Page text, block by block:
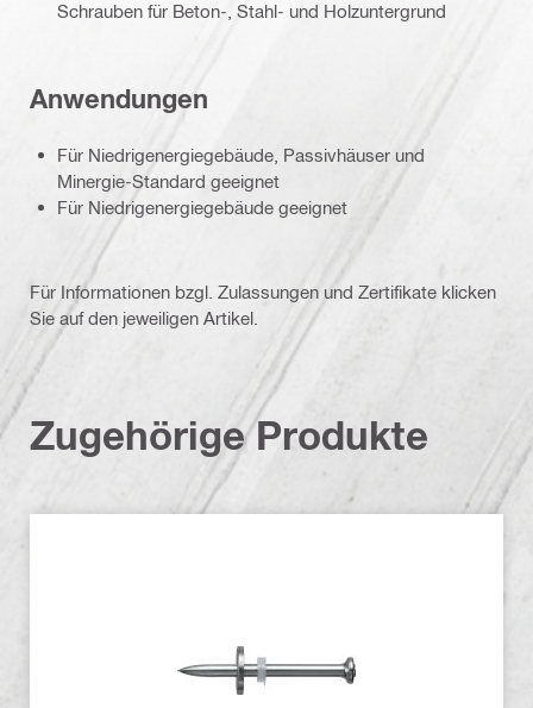
Schrauben für Beton-, Stahl- und Holzuntergrund
Anwendungen
Für Niedrigenergiegebäude, Passivhäuser und
Minergie-Standard geeignet
Für Niedrigenergiegebäude geeignet
Für Informationen bzgl. Zulassungen und Zertifikate klicken
Sie auf den jeweiligen Artikel.
Zugehörige Produkte